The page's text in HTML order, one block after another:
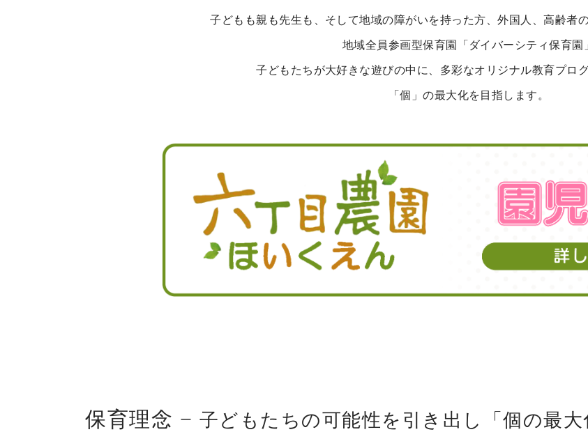
子どもも親も先生も、そして地域の障がいを持った方、外国人、高齢者
地域全員参画型保育園「ダイバーシティ保育園
子どもたちが大好きな遊びの中に、多彩なオリジナル教育プロ
「個」の最大化を目指します。
保育理念 − 子どもたちの可能性を引き出し「個の最大